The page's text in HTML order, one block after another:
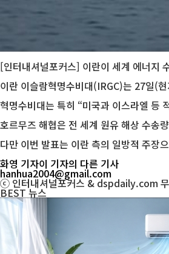
[인터내셔널포커스] 이란이 세계 에너지
이란 이슬람혁명수비대(IRGC)는 27일(
혁명수비대는 특히 “미국과 이스라엘 등
호르무즈 해협은 전 세계 원유 해상 수송
다만 이번 발표는 이란 측의 일방적 주장
화영 기자이 기자의 다른 기사
hanhua2004@gmail.com
ⓒ 인터내셔널포커스 & dspdaily.com
BEST뉴스